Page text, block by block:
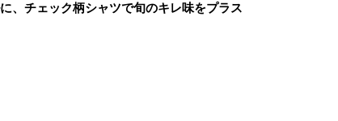
、チェック柄シャツで旬のキレ味をプラス